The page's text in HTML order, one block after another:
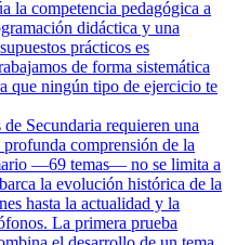
la competencia pedagógica a
didáctica y una
prácticos es
de forma sistemática
que ningún tipo de ejercicio te
Secundaria requieren una
comprensión de la
—69 temas— no se limita a
la evolución histórica de la
hasta la actualidad y la
La primera prueba